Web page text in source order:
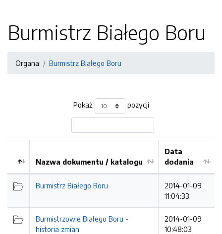
Burmistrz Białego Boru
Organa Burmistrz Białego Boru
Pokaż pozycji
Kolejność
Nazwa dokumentu / katalogu
Data
dodania
Burmistrz Białego Boru
2014-01-09
11:04:33
Burmistrzowie Białego Boru -
historia zmian
2014-01-09
10:48:03